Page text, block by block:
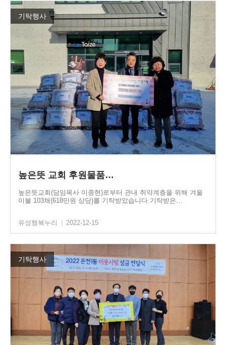
기탁행사
높은뜻 교회 후원물품…
높은뜻교회(담임목사 이종현)로부터 관내 취약계층을 위해 겨울
이불 103채(618만원 상당)를 기탁받았습니다.기탁받은…
유성행복누리 2022-12-15
기탁행사